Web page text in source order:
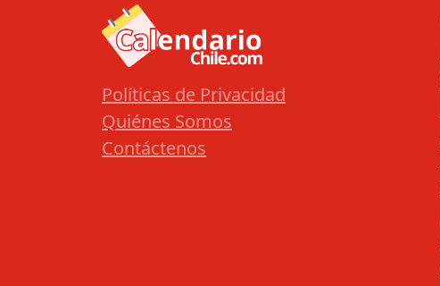
Políticas de Privacidad
Quiénes Somos
Contáctenos